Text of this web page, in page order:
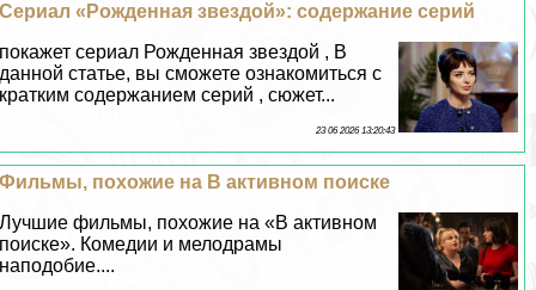
Cериал «Рожденная звездой»: содержание серий
покажет сериал Рожденная звездой , В
данной статье, вы сможете ознакомиться с
кратким содержанием серий , сюжет...
23 06 2026 13:20:43
Фильмы, похожие на В активном поиске
Лучшие фильмы, похожие на «В активном
поиске». Комедии и мелодрамы
наподобие....